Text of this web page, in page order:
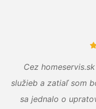
Cez
služieb a zatiaľ som
sa jednalo o